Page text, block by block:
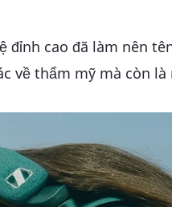
đỉnh cao đã làm nên
về thẩm mỹ mà còn